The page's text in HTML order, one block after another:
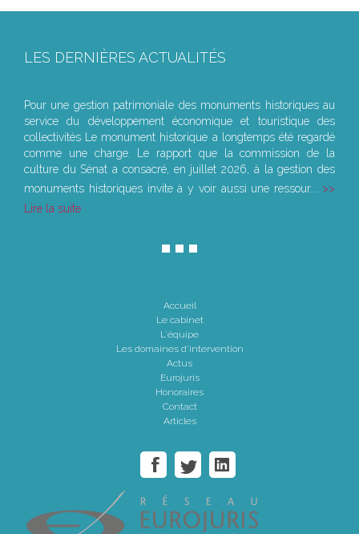
LES DERNIÈRES ACTUALITÉS
Pour une gestion patrimoniale des monuments historiques au
service du développement économique et touristique des
collectivités Le monument historique a longtemps été regardé
comme une charge. Le rapport que la commission de la
culture du Sénat a consacré, en juillet 2026, à la gestion des
monuments historiques invite à y voir aussi une ressour...
Lire la suite
Accueil
Le cabinet
L'équipe
Les domaines d'intervention
Actus
Eurojuris
Honoraires
Contact
Articles